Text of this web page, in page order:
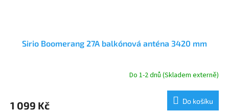
Sirio Boomerang 27A balkónová anténa 3420 mm
je
Do 1-2 dnů (Skladem externě)
1 099 Kč Do košíku